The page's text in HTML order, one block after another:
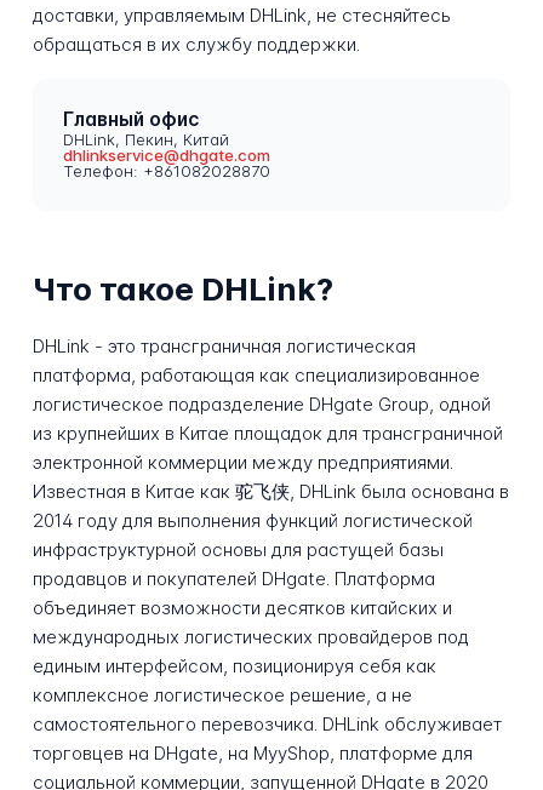
доставки, управляемым DHLink, не стесняйтесь
обращаться в их службу поддержки.
Главный офис
DHLink, Пекин, Китай
dhlinkservice@dhgate.com
Телефон: +861082028870
Что такое DHLink?
DHLink - это трансграничная логистическая
платформа, работающая как специализированное
логистическое подразделение DHgate Group, одной
из крупнейших в Китае площадок для трансграничной
электронной коммерции между предприятиями.
Известная в Китае как 驼飞侠, DHLink была основана в
2014 году для выполнения функций логистической
инфраструктурной основы для растущей базы
продавцов и покупателей DHgate. Платформа
объединяет возможности десятков китайских и
международных логистических провайдеров под
единым интерфейсом, позиционируя себя как
комплексное логистическое решение, а не
самостоятельного перевозчика. DHLink обслуживает
торговцев на DHgate, на MyyShop, платформе для
социальной коммерции, запущенной DHgate в 2020